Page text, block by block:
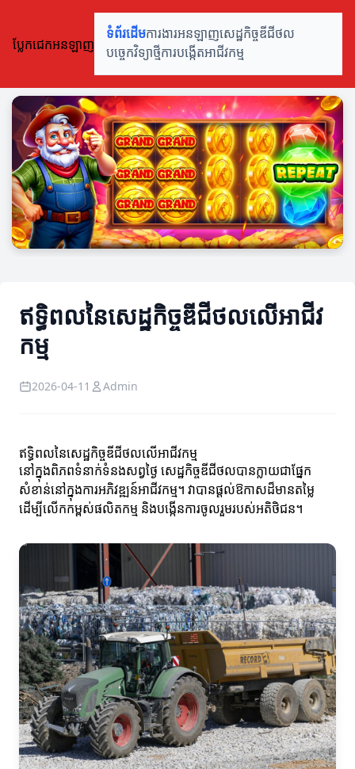
ប្លែកជេកអនឡាញ
ទំព័រដើមការងារអនឡាញសេដ្ឋកិច្ចឌីជីថល
បច្ចេកវិទ្យាថ្មីការបង្កើតអាជីវកម្ម
ឥទ្ធិពលនៃសេដ្ឋកិច្ចឌីជីថលលើអាជីវ
កម្ម
2026-04-11 Admin
ឥទ្ធិពលនៃសេដ្ឋកិច្ចឌីជីថលលើអាជីវកម្ម
នៅក្នុងពិភពទំនាក់ទំនងសព្វថ្ងៃ សេដ្ឋកិច្ចឌីជីថលបានក្លាយជាផ្នែក
សំខាន់នៅក្នុងការអភិវឌ្ឍន៍អាជីវកម្ម។ វាបានផ្ដល់ឱកាសដ៏មានតម្លៃ
ដើម្បីលើកកម្ពស់ផលិតកម្ម និងបង្កើនការចូលរួមរបស់អតិថិជន។